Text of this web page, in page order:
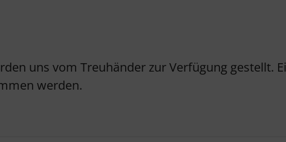
uns vom Treuhänder zur Verfügung gestellt.
werden.